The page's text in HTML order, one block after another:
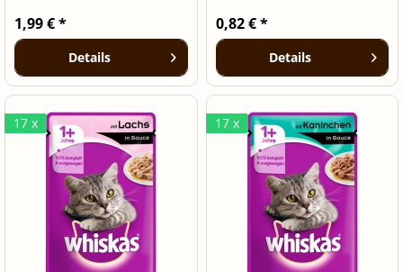
1,99 € *
Details
0,82 € *
Details
17 x 17 x